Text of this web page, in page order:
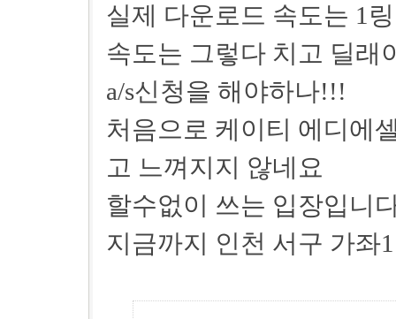
실제 다운로드 속도는 1
속도는 그렇다 치고 딜래
a/s신청을 해야하나!!!
처음으로 케이티 에디에
고 느껴지지 않네요
할수없이 쓰는 입장입니
지금까지 인천 서구 가좌